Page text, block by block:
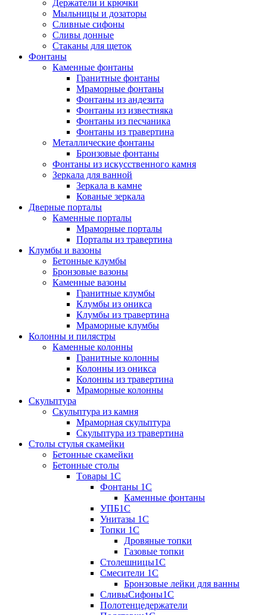
Держатели и крючки
Мыльницы и дозаторы
Сливные сифоны
Сливы донные
Стаканы для щеток
Фонтаны
Каменные фонтаны
Гранитные фонтаны
Мраморные фонтаны
Фонтаны из андезита
Фонтаны из известняка
Фонтаны из песчаника
Фонтаны из травертина
Металлические фонтаны
Бронзовые фонтаны
Фонтаны из искусственного камня
Зеркала для ванной
Зеркала в камне
Кованые зеркала
Дверные порталы
Каменные порталы
Мраморные порталы
Порталы из травертина
Клумбы и вазоны
Бетонные клумбы
Бронзовые вазоны
Каменные вазоны
Гранитные клумбы
Клумбы из оникса
Клумбы из травертина
Мраморные клумбы
Колонны и пилястры
Каменные колонны
Гранитные колонны
Колонны из оникса
Колонны из травертина
Мраморные колонны
Скульптура
Скульптура из камня
Мраморная скульптура
Скульптура из травертина
Столы стулья скамейки
Бетонные скамейки
Бетонные столы
Tовары 1C
Фонтаны 1C
Каменные фонтаны
УПБ1С
Унитазы 1С
Топки 1С
Дровяные топки
Газовые топки
Столешницы1С
Смесители 1С
Бронзовые лейки для ванны
СливыСифоны1С
Полотенцедержатели